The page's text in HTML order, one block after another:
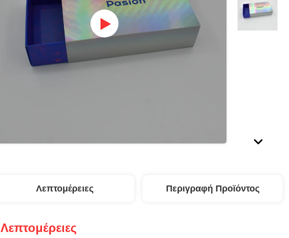
Λεπτομέρειες Περιγραφή Προϊόντος
Λεπτομέρειες